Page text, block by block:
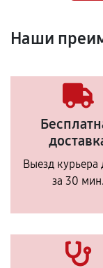
Наши
Выезд курьера
за 30 мин.